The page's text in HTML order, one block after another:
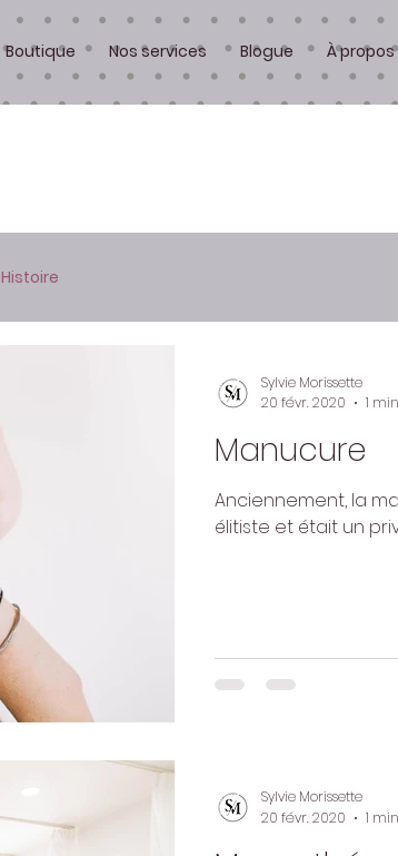
Boutique Nos services Blogue À propos
Histoire
Manucure
Anciennement, la
élitiste et était un
Sylvie Morissette
20 févr. 2020
1
Sylvie Morissette
20 févr. 2020
1